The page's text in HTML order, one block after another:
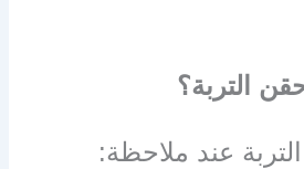
التربة؟
عند ملاحظة: